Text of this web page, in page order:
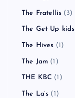
The Fratellis(3)
The Get Up kids
The Hives (1)
The Jam (1)
THE KBC (1)
The La’s (1)